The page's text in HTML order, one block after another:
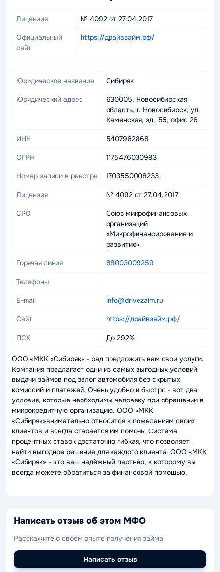
Лицензия № 4092 от 27.04.2017
Официальный
сайт
https://драйвзайм.рф/
Юридическое название Сибиряк
Юридический адрес
630005, Новосибирская
область, г. Новосибирск, ул.
Каменская, зд. 55, офис 26
ИНН 5407962868
ОГРН 1175476030993
Номер записи в реестре 1703550008233
Лицензия № 4092 от 27.04.2017
СРО
Союз микрофинансовых
организаций
«Микрофинансирование и
развитие»
Горячая линия 88003009259
Телефоны
E-mail info@drivezaim.ru
Сайт https://драйвзайм.рф/
ПСК До 292%
ООО «МКК «Сибиряк» - рад предложить вам свои услуги.
Компания предлагает одни из самых выгодных условий
выдачи займов под залог автомобиля без скрытых
комиссий и платежей. Очень удобно и быстро - вот два
условия, которые необходимы человеку при обращении в
микрокредитную организацию. ООО «МКК
«Сибиряк»внимательно относится к пожеланиям своих
клиентов и всегда старается им помочь. Система
процентных ставок достаточно гибкая, что позволяет
найти выгодное решение для каждого клиента. ООО «МКК
«Сибиряк» - это ваш надёжный партнёр, к которому вы
всегда можете обратиться за финансовой помощью.
Написать отзыв об этом МФО
Расскажите о своем опыте получения займа
Написать отзыв